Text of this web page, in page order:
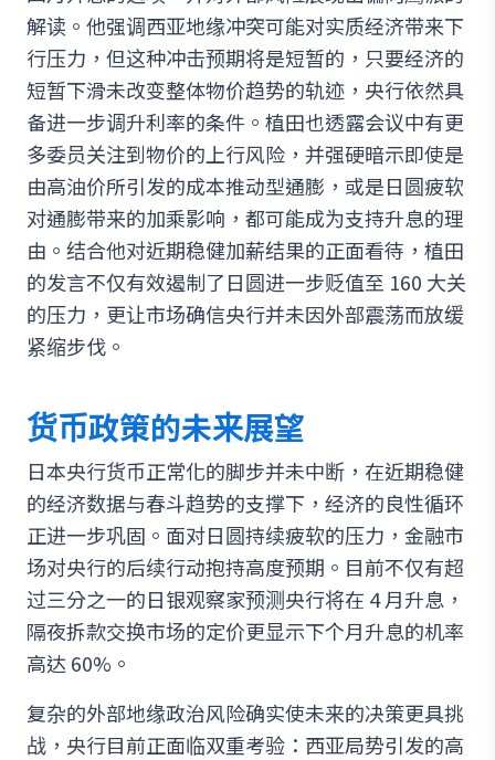
解读。他强调西亚地缘冲突可能对实质经济带来下
行压力，但这种冲击预期将是短暂的，只要经济的
短暂下滑未改变整体物价趋势的轨迹，央行依然具
备进一步调升利率的条件。植田也透露会议中有更
多委员关注到物价的上行风险，并强硬暗示即使是
由高油价所引发的成本推动型通膨，或是日圆疲软
对通膨带来的加乘影响，都可能成为支持升息的理
由。结合他对近期稳健加薪结果的正面看待，植田
的发言不仅有效遏制了日圆进一步贬值至 160 大关
的压力，更让市场确信央行并未因外部震荡而放缓
紧缩步伐。
货币政策的未来展望
日本央行货币正常化的脚步并未中断，在近期稳健
的经济数据与春斗趋势的支撑下，经济的良性循环
正进一步巩固。面对日圆持续疲软的压力，金融市
场对央行的后续行动抱持高度预期。目前不仅有超
过三分之一的日银观察家预测央行将在 4 月升息，
隔夜拆款交换市场的定价更显示下个月升息的机率
高达 60%。
复杂的外部地缘政治风险确实使未来的决策更具挑
战，央行目前正面临双重考验：西亚局势引发的高